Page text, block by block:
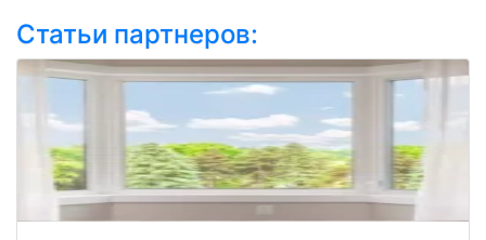
Статьи партнеров: